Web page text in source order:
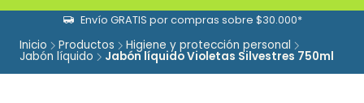
Envío GRATIS por compras sobre $30.000*
Inicio Productos Higiene y protección personal
Jabón líquido Jabón líquido Violetas Silvestres 750ml